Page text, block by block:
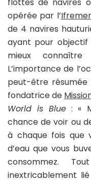
opérée par l’Ifremer
de 4 navires
ayant pour
mieux
L’importance de
peut-être
fondatrice de
World is Blue : «
chance de voir ou
à chaque fois que
d’eau que vous
consommez.
inextricablement